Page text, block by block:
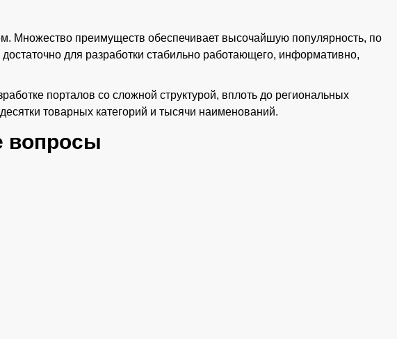
Множество преимуществ обеспечивает высочайшую популярность, по
для разработки стабильно работающего, информативно,
порталов со сложной структурой, вплоть до региональных
товарных категорий и тысячи наименований.
вопросы